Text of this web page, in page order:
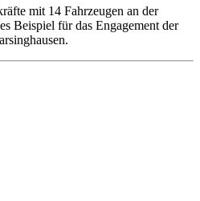
mit 14 Fahrzeugen an der
Beispiel für das Engagement der